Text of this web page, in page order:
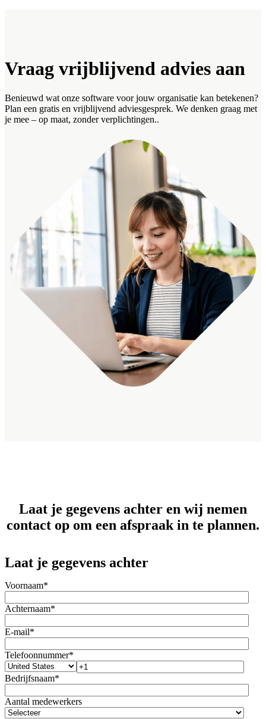
Vraag vrijblijvend advies aan
Benieuwd wat onze software voor jouw organisatie kan betekenen?
Plan een gratis en vrijblijvend adviesgesprek. We denken graag met
je mee – op maat, zonder verplichtingen..
Laat je gegevens achter en wij nemen
contact op om een afspraak in te plannen.
Laat je gegevens achter
Voornaam*
Achternaam*
E-mail*
Telefoonnummer*
Bedrijfsnaam*
Aantal medewerkers